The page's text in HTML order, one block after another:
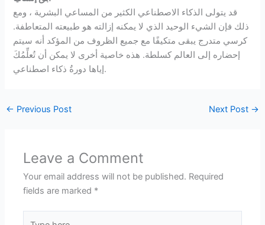
قد يتولى الذكاء الاصطناعي الكثير من المساعي البشرية ، ومع
ذلك فإن الشيء الوحيد الذي لا يمكنه إزالته هو طبيعته المتعاطفة.
كرسي متدرج يبقى متكيفًا مع جميع الظروف من المؤكد أنه سيتم
إحضاره إلى العالم كسلطة. هذه خاصية أخرى لا يمكن أن تُعلِّمُكَ
إياها دورةُ ذكاء اصطناعي.
← Previous Post Next Post →
Leave a Comment
Your email address will not be published. Required
fields are marked *